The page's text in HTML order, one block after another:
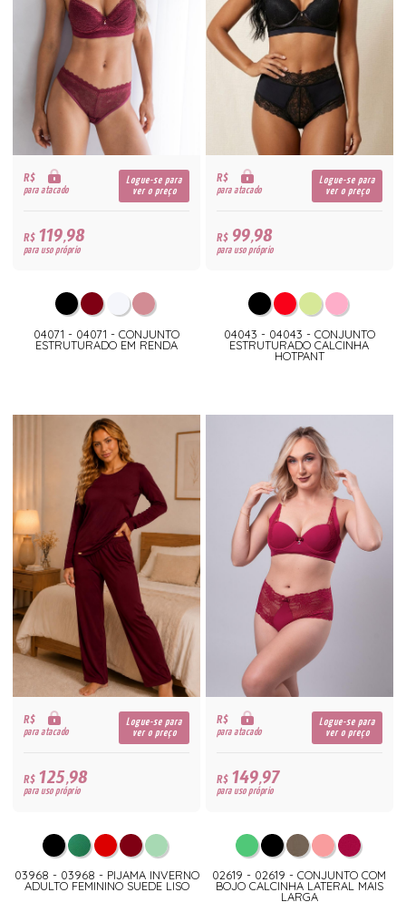
R$
para atacado
Logue-se para
ver o preço
R$119,98
para uso próprio
04071 - 04071 - CONJUNTO
ESTRUTURADO EM RENDA
R$
para atacado
Logue-se para
ver o preço
R$99,98
para uso próprio
04043 - 04043 - CONJUNTO
ESTRUTURADO CALCINHA
HOTPANT
R$
para atacado
Logue-se para
ver o preço
R$125,98
para uso próprio
03968 - 03968 - PIJAMA INVERNO
ADULTO FEMININO SUEDE LISO
R$
para atacado
Logue-se para
ver o preço
R$149,97
para uso próprio
02619 - 02619 - CONJUNTO COM
BOJO CALCINHA LATERAL MAIS
LARGA